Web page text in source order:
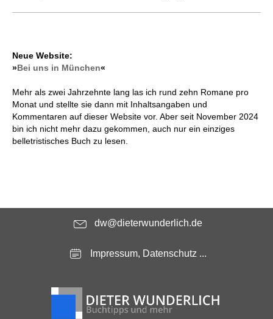
Neue Website:
»Bei uns in München«
Mehr als zwei Jahrzehnte lang las ich rund zehn Romane pro
Monat und stellte sie dann mit Inhaltsangaben und
Kommentaren auf dieser Website vor. Aber seit November 2024
bin ich nicht mehr dazu gekommen, auch nur ein einziges
belletristisches Buch zu lesen.
dw@dieterwunderlich.de
Impressum, Datenschutz ...